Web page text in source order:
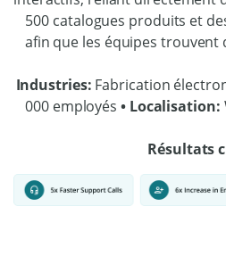
500 catalogues produits et
afin que les équipes trouvent
Industries: Fabrication
000 employés• Localisation:
Résultats